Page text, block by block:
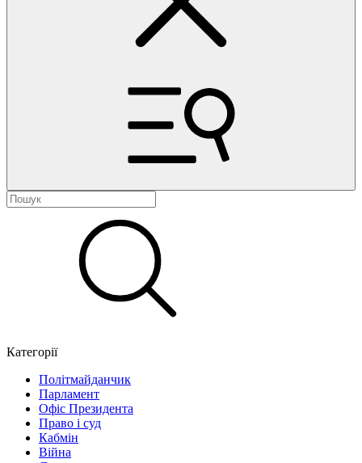
Категорії
Політмайданчик
Парламент
Офіс Президента
Право і суд
Кабмін
Війна